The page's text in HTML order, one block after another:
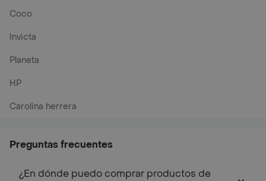
Coco
Invicta
Planeta
HP
Carolina herrera
Preguntas frecuentes
¿En dónde puedo comprar productos de